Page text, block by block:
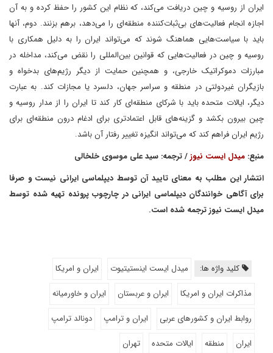
ایران از روسیه و چین دریافت می‌کند، که نظام این کشور را حفظ کرده و به آن
اجازه انجام فعالیت‌های بی‌ثبات‌کننده منطقه‌ای را می‌دهد، برهم بزنند. دوم، آنها
باید با سیاست‌هایی هماهنگ شوند که می‌تواند ایران را به دلیل همکاری با
روسیه و چین در فعالیت‌هایی که قوانین بین‌المللی را نقض می‌کند، مداخله در
مبارزات دموکراتیک خارجی، و همچنین حمایت از دیگر رژیم‌های بدخواه و
بازیگران غیردولتی در منطقه و سراسر جهان، دلسرد یا مجازات کند. به عبارت
دیگر، ایالات متحده باید با شرکای منطقه‌ای کار کند تا ایران را از مدار روسیه و
چین بیرون بکشد و گزینه‌های قابل اعتمادتری برای ادغام درون منطقه‌ای برای
رژیم ایران فراهم کند که می‌تواند انگیزه تغییر رفتار آن باشد.
منبع: میدل ایست نیوز/ ترجمه: سید علی موسوی خلخالی
انتشار این مطلب به معنای تایید آن توسط دیپلماسی ایرانی نیست و صرفا
برای آگاهی خوانندگان دیپلماسی ایرانی در چارچوب پرونده تهیه شده توسط
میدل ایست نیوز ترجمه شده است.
کلید واژه ها: میدل ایست اینستیتیوت
ایران و امریکا
مذاکرات ایران و امریکا
ایران و عربستان
ایران و خاورمیانه
روابط ایران و کشورهای عربی
ایران و ترامپ
دونالد ترامپ
ایران
منطقه ایالات متحده تهران